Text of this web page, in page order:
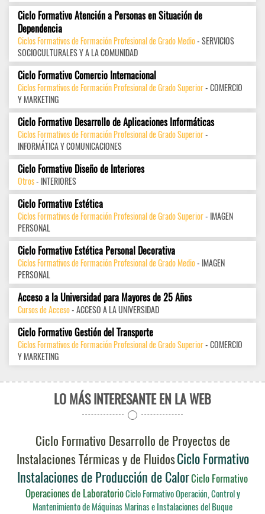
Ciclo Formativo Atención a Personas en Situación de
Dependencia
Ciclos Formativos de Formación Profesional de Grado Medio- SERVICIOS
SOCIOCULTURALES Y A LA COMUNIDAD
Ciclo Formativo Comercio Internacional
Ciclos Formativos de Formación Profesional de Grado Superior- COMERCIO
Y MARKETING
Ciclo Formativo Desarrollo de Aplicaciones Informáticas
Ciclos Formativos de Formación Profesional de Grado Superior-
INFORMÁTICA Y COMUNICACIONES
Ciclo Formativo Diseño de Interiores
Otros- INTERIORES
Ciclo Formativo Estética
Ciclos Formativos de Formación Profesional de Grado Superior- IMAGEN
PERSONAL
Ciclo Formativo Estética Personal Decorativa
Ciclos Formativos de Formación Profesional de Grado Medio- IMAGEN
PERSONAL
Acceso a la Universidad para Mayores de 25 Años
Cursos de Acceso- ACCESO A LA UNIVERSIDAD
Ciclo Formativo Gestión del Transporte
Ciclos Formativos de Formación Profesional de Grado Superior- COMERCIO
Y MARKETING
LO MÁS INTERESANTE EN LA WEB
Ciclo Formativo Desarrollo de Proyectos de
Instalaciones Térmicas y de FluidosCiclo Formativo
Instalaciones de Producción de CalorCiclo Formativo
Operaciones de LaboratorioCiclo Formativo Operación, Control y
Mantenimiento de Máquinas Marinas e Instalaciones del Buque